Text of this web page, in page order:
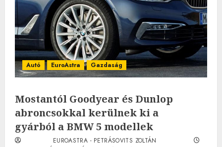
Autó EuroAstra Gazdaság
Mostantól Goodyear és Dunlop
abroncsokkal kerülnek ki a
gyárból a BMW 5 modellek
EUROASTRA - PETRÁSOVITS ZOLTÁN